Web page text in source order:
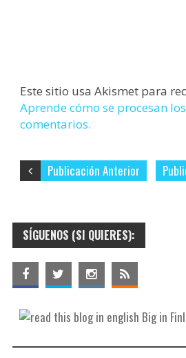
Este sitio usa Akismet para
Aprende cómo se procesan
comentarios.
Publicación Anterior
SÍGUENOS (SI QUIERES):
Big in